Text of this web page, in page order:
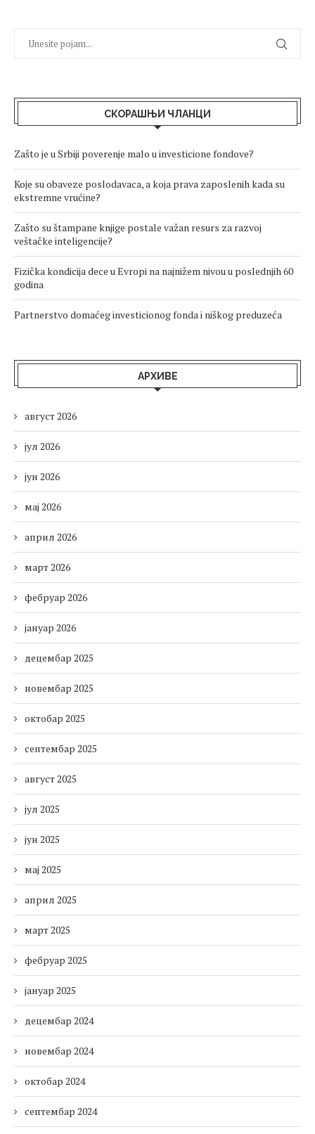
СКОРАШЊИ ЧЛАНЦИ
Zašto je u Srbiji poverenje malo u investicione fondove?
Koje su obaveze poslodavaca, a koja prava zaposlenih kada su
ekstremne vrućine?
Zašto su štampane knjige postale važan resurs za razvoj
veštačke inteligencije?
Fizička kondicija dece u Evropi na najnižem nivou u poslednjih 60
godina
Partnerstvo domaćeg investicionog fonda i niškog preduzeća
АРХИВЕ
август 2026
јул 2026
јун 2026
мај 2026
април 2026
март 2026
фебруар 2026
јануар 2026
децембар 2025
новембар 2025
октобар 2025
септембар 2025
август 2025
јул 2025
јун 2025
мај 2025
април 2025
март 2025
фебруар 2025
јануар 2025
децембар 2024
новембар 2024
октобар 2024
септембар 2024